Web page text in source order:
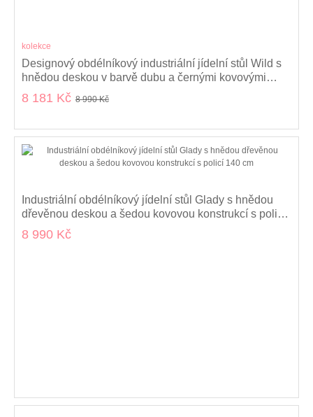
kolekce
Designový obdélníkový industriální jídelní stůl Wild s
hnědou deskou v barvě dubu a černými kovovými
nožičkami 160cm
8 181 Kč 8 990 Kč
Industriální obdélníkový jídelní stůl Glady s hnědou
dřevěnou deskou a šedou kovovou konstrukcí s policí
140 cm
8 990 Kč